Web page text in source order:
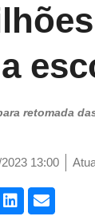
retomada
13:00